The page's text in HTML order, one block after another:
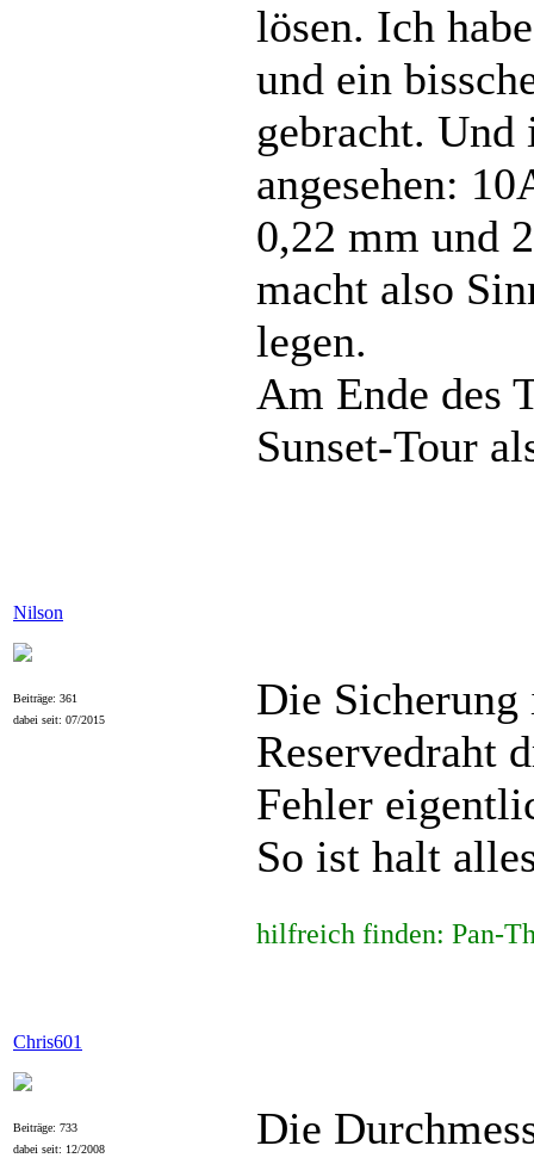
lösen. Ich
und ein
gebracht. Und
angesehen:
0,22 mm und
macht also
legen.
Am Ende des
Sunset-Tour
Nilson
Beiträge: 361
dabei seit: 07/2015
Die
Reservedraht
Fehler
So ist halt
hilfreich finden: Pan-
Chris601
Beiträge: 733
dabei seit: 12/2008
Die